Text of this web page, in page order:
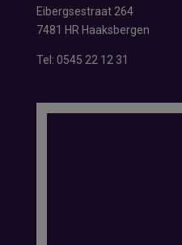
Eibergsestraat 264
7481 HR Haaksbergen
Tel: 0545 22 12 31